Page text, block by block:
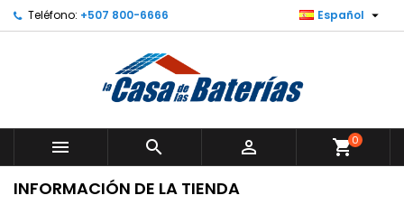
Teléfono: +507 800-6666 Español 
   shopping_cart0
INFORMACIÓN DE LA TIENDA
Añadir a la lista de deseos ×
Create new list
((modalTitle)) ×
((confirmMessage))
((cancelText)) ((modalDeleteText))
Crear lista de deseos ×
Nombre de la lista de deseos
Iniciar sesión ×
Debe iniciar sesión para guardar productos en su
lista de deseos.
Iniciar sesión